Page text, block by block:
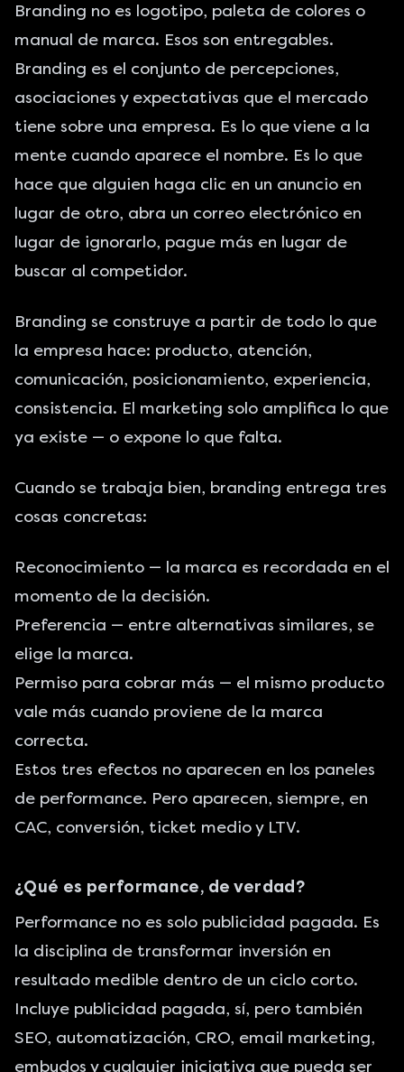
Branding no es logotipo, paleta de colores o
manual de marca. Esos son entregables.
Branding es el conjunto de percepciones,
asociaciones y expectativas que el mercado
tiene sobre una empresa. Es lo que viene a la
mente cuando aparece el nombre. Es lo que
hace que alguien haga clic en un anuncio en
lugar de otro, abra un correo electrónico en
lugar de ignorarlo, pague más en lugar de
buscar al competidor.
Branding se construye a partir de todo lo que
la empresa hace: producto, atención,
comunicación, posicionamiento, experiencia,
consistencia. El marketing solo amplifica lo que
ya existe — o expone lo que falta.
Cuando se trabaja bien, branding entrega tres
cosas concretas:
Reconocimiento — la marca es recordada en el
momento de la decisión.
Preferencia — entre alternativas similares, se
elige la marca.
Permiso para cobrar más — el mismo producto
vale más cuando proviene de la marca
correcta.
Estos tres efectos no aparecen en los paneles
de performance. Pero aparecen, siempre, en
CAC, conversión, ticket medio y LTV.
¿Qué es performance, de verdad?
Performance no es solo publicidad pagada. Es
la disciplina de transformar inversión en
resultado medible dentro de un ciclo corto.
Incluye publicidad pagada, sí, pero también
SEO, automatización, CRO, email marketing,
embudos y cualquier iniciativa que pueda ser